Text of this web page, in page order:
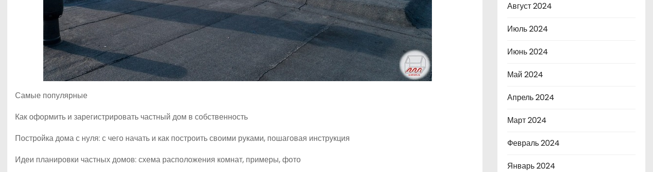
Самые популярные
Как оформить и зарегистрировать частный дом в собственность
Постройка дома с нуля: с чего начать и как построить своими руками, пошаговая инструкция
Идеи планировки частных домов: схема расположения комнат, примеры, фото
Август 2024
Июль 2024
Июнь 2024
Май 2024
Апрель 2024
Март 2024
Февраль 2024
Январь 2024